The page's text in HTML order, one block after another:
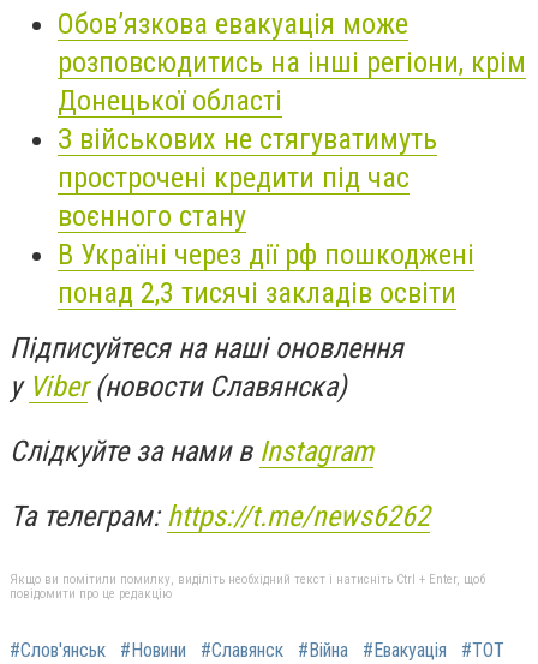
Обов’язкова евакуація може
розповсюдитись на інші регіони, крім
Донецької області
З військових не стягуватимуть
прострочені кредити під час
воєнного стану
В Україні через дії рф пошкоджені
понад 2,3 тисячі закладів освіти
Підписуйтеся на наші оновлення
у Viber(новости Славянска)
Слідкуйте за нами в Instagram
Та телеграм: https://t.me/news6262
Якщо ви помітили помилку, виділіть необхідний текст і натисніть Ctrl + Enter, щоб
повідомити про це редакцію
#Слов'янськ #Новини #Славянск #Війна #Евакуація #ТОТ